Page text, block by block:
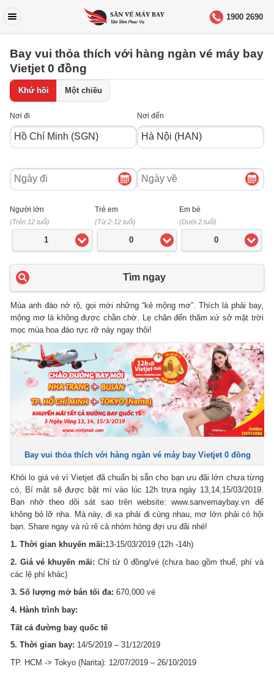
1900 2690
Bay vui thỏa thích với hàng ngàn vé máy bay
Vietjet 0 đồng
Khứ hồi Một chiều
Nơi đi Nơi đến
Ngày
đi
Ngày
về
Người lớn
(Trên 12 tuổi)
1
Trẻ em
(Từ 2-12 tuổi)
0
Em bé
(Dưới 2 tuổi)
0
Tìm ngay
Mùa anh đào nở rộ, gọi mời những “kẻ mộng mơ”. Thích là phải bay,
mộng mơ là không được chần chờ. Lẹ chân đến thăm xứ sở mặt trời
mọc mùa hoa đào rực rỡ này ngay thôi!
Bay vui thỏa thích với hàng ngàn vé máy bay Vietjet 0 đồng
Khỏi lo giá vé vì Vietjet đã chuẩn bị sẵn cho bạn ưu đãi lớn chưa từng
có, Bí mật sẽ được bật mí vào lúc 12h trưa ngày 13,14,15/03/2019.
Bạn nhớ theo dõi sát sao trên website: www.sanvemaybay.vn để
không bỏ lỡ nha. Mà này, đi xa phải đi cùng nhau, mơ lớn phải có hội
bạn. Share ngay và rủ rê cả nhóm hóng đợi ưu đãi nhé!
1. Thời gian khuyến mãi:13-15/03/2019 (12h -14h)
2. Giá vé khuyến mãi: Chỉ từ 0 đồng/vé (chưa bao gồm thuế, phí và
các lệ phí khác)
3. Số lượng mở bán tối đa:670,000 vé
4. Hành trình bay:
Tất cả đường bay quốc tế
5. Thời gian bay: 14/5/2019 – 31/12/2019
TP. HCM -> Tokyo (Narita): 12/07/2019 – 26/10/2019